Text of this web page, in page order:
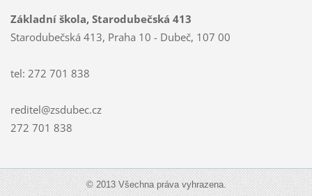
Základní škola, Starodubečská 413
Starodubečská 413, Praha 10 - Dubeč, 107 00
tel: 272 701 838
reditel@zsdubec.cz
272 701 838
© 2013 Všechna práva vyhrazena.